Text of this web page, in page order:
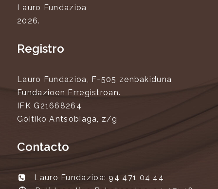
Lauro Fundazioa
2026.
Registro
Lauro Fundazioa, F-505 zenbakiduna
Fundazioen Erregistroan.
IFK G21668264
Goitiko Antsobiaga, z/g
Contacto
Lauro Fundazioa: 94 471 04 44